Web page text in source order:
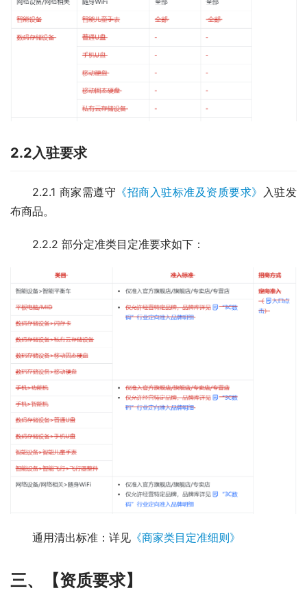
2.2入驻要求
2.2.1 商家需遵守 《招商入驻标准及资质要求》
入驻发
布商品。
2.2.2 部分定准类目定准要求如下：
通用清出标准：详见 《商家类目定准细则》
三、 【资质要求】